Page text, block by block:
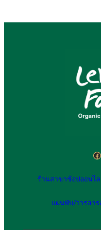
ร้านสาขาช้อปออนไ
แผ่นพับ/วารสาร